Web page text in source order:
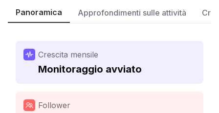
Panoramica Approfondimenti sulle attività
Crescita mensile
Monitoraggio avviato
Follower